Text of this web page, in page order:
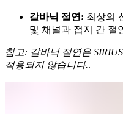
갈바닉 절연: 최상의
및 채널과 접지 간 절
참고: 갈바닉 절연은
적용되지 않습니다..